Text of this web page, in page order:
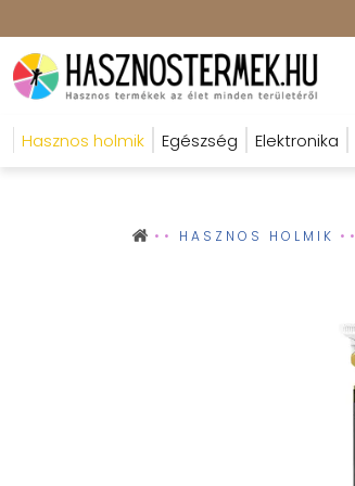
Hasznos holmik Egészség Elektronika
HASZNOS HOLMIK